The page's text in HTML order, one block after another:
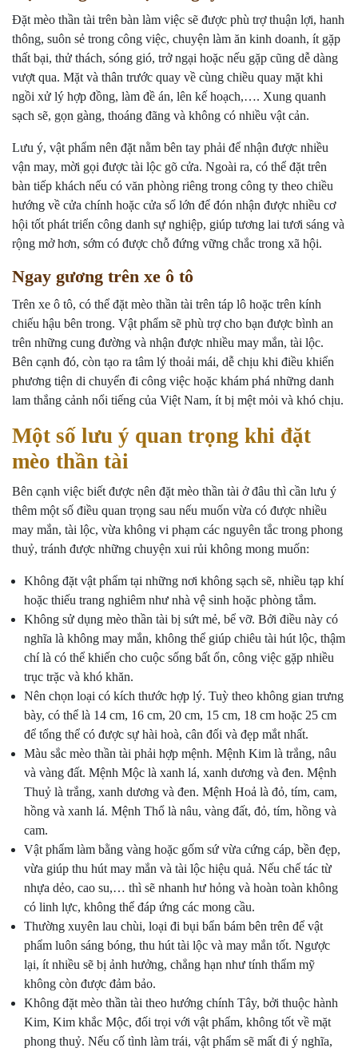
Đặt mèo thần tài trên bàn làm việc sẽ được phù trợ thuận lợi, hanh
thông, suôn sẻ trong công việc, chuyện làm ăn kinh doanh, ít gặp
thất bại, thử thách, sóng gió, trở ngại hoặc nếu gặp cũng dễ dàng
vượt qua. Mặt và thân trước quay về cùng chiều quay mặt khi
ngồi xử lý hợp đồng, làm đề án, lên kế hoạch,…. Xung quanh
sạch sẽ, gọn gàng, thoáng đãng và không có nhiều vật cản.
Lưu ý, vật phẩm nên đặt nằm bên tay phải để nhận được nhiều
vận may, mời gọi được tài lộc gõ cửa. Ngoài ra, có thể đặt trên
bàn tiếp khách nếu có văn phòng riêng trong công ty theo chiều
hướng về cửa chính hoặc cửa sổ lớn để đón nhận được nhiều cơ
hội tốt phát triển công danh sự nghiệp, giúp tương lai tươi sáng và
rộng mở hơn, sớm có được chỗ đứng vững chắc trong xã hội.
Ngay gương trên xe ô tô
Trên xe ô tô, có thể đặt mèo thần tài trên táp lô hoặc trên kính
chiếu hậu bên trong. Vật phẩm sẽ phù trợ cho bạn được bình an
trên những cung đường và nhận được nhiều may mắn, tài lộc.
Bên cạnh đó, còn tạo ra tâm lý thoải mái, dễ chịu khi điều khiển
phương tiện di chuyển đi công việc hoặc khám phá những danh
lam thắng cảnh nổi tiếng của Việt Nam, ít bị mệt mỏi và khó chịu.
Một số lưu ý quan trọng khi đặt
mèo thần tài
Bên cạnh việc biết được nên đặt mèo thần tài ở đâu thì cần lưu ý
thêm một số điều quan trọng sau nếu muốn vừa có được nhiều
may mắn, tài lộc, vừa không vi phạm các nguyên tắc trong phong
thuỷ, tránh được những chuyện xui rủi không mong muốn:
Không đặt vật phẩm tại những nơi không sạch sẽ, nhiều tạp khí
hoặc thiếu trang nghiêm như nhà vệ sinh hoặc phòng tắm.
Không sử dụng mèo thần tài bị sứt mẻ, bể vỡ. Bởi điều này có
nghĩa là không may mắn, không thể giúp chiêu tài hút lộc, thậm
chí là có thể khiến cho cuộc sống bất ổn, công việc gặp nhiều
trục trặc và khó khăn.
Nên chọn loại có kích thước hợp lý. Tuỳ theo không gian trưng
bày, có thể là 14 cm, 16 cm, 20 cm, 15 cm, 18 cm hoặc 25 cm
để tổng thể có được sự hài hoà, cân đối và đẹp mắt nhất.
Màu sắc mèo thần tài phải hợp mệnh. Mệnh Kim là trắng, nâu
và vàng đất. Mệnh Mộc là xanh lá, xanh dương và đen. Mệnh
Thuỷ là trắng, xanh dương và đen. Mệnh Hoả là đỏ, tím, cam,
hồng và xanh lá. Mệnh Thổ là nâu, vàng đất, đỏ, tím, hồng và
cam.
Vật phẩm làm bằng vàng hoặc gốm sứ vừa cứng cáp, bền đẹp,
vừa giúp thu hút may mắn và tài lộc hiệu quả. Nếu chế tác từ
nhựa dẻo, cao su,… thì sẽ nhanh hư hỏng và hoàn toàn không
có linh lực, không thể đáp ứng các mong cầu.
Thường xuyên lau chùi, loại đi bụi bẩn bám bên trên để vật
phẩm luôn sáng bóng, thu hút tài lộc và may mắn tốt. Ngược
lại, ít nhiều sẽ bị ảnh hưởng, chẳng hạn như tính thẩm mỹ
không còn được đảm bảo.
Không đặt mèo thần tài theo hướng chính Tây, bởi thuộc hành
Kim, Kim khắc Mộc, đối trọi với vật phẩm, không tốt về mặt
phong thuỷ. Nếu cố tình làm trái, vật phẩm sẽ mất đi ý nghĩa,